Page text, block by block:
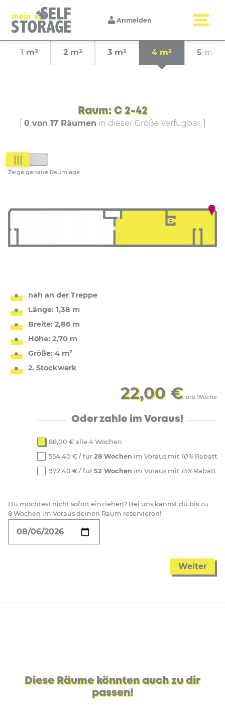
Anmelden
1 m² 2 m² 3 m² 4 m² 5 m²
Raum: C 2-42
[ 0 von 17 Räumen in dieser Größe verfügbar. ]
|||
Zeige genaue Raumlage
nah an der Treppe
Länge: 1,38 m
Breite: 2,86 m
Höhe: 2,70 m
Größe: 4 m²
2. Stockwerk
22,00 € pro Woche
Oder zahle im Voraus!
88,00 € alle 4 Wochen
554,40 € / für 28 Wochen im Voraus mit 10% Rabatt
972,40 € / für 52 Wochen im Voraus mit 15% Rabatt
Du möchtest nicht sofort einziehen? Bei uns kannst du bis zu
8 Wochen im Voraus deinen Raum reservieren!
Weiter
Diese Räume könnten auch zu dir
passen!